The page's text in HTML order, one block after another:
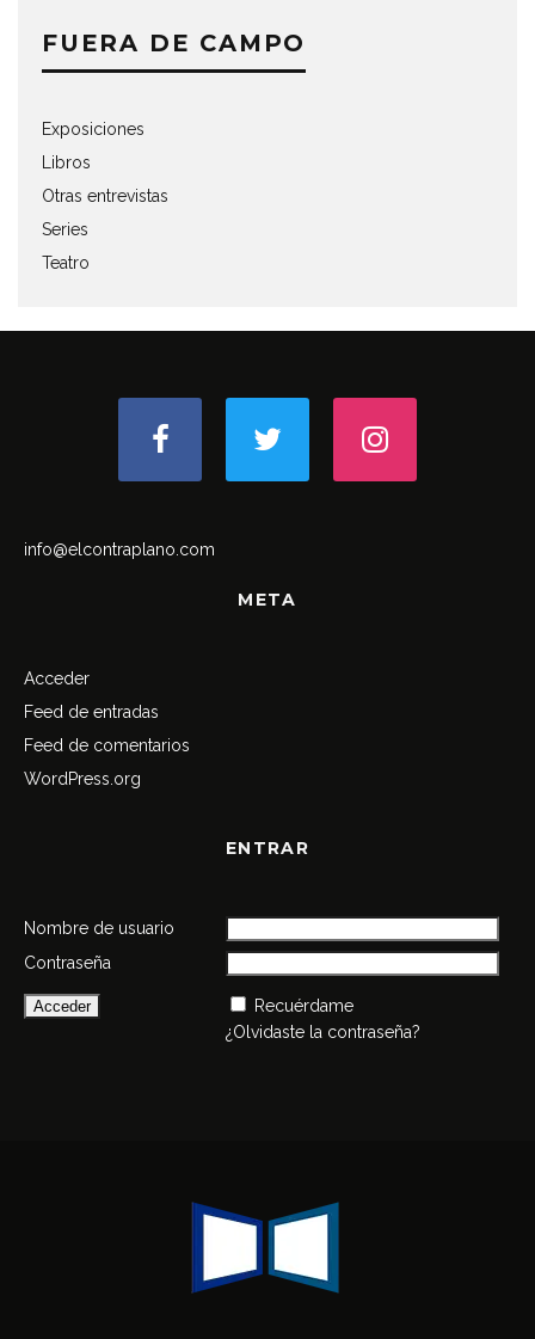
FUERA DE CAMPO
Exposiciones
Libros
Otras entrevistas
Series
Teatro
info@elcontraplano.com
META
Acceder
Feed de entradas
Feed de comentarios
WordPress.org
ENTRAR
Nombre de usuario
Contraseña
Recuérdame
¿Olvidaste la contraseña?